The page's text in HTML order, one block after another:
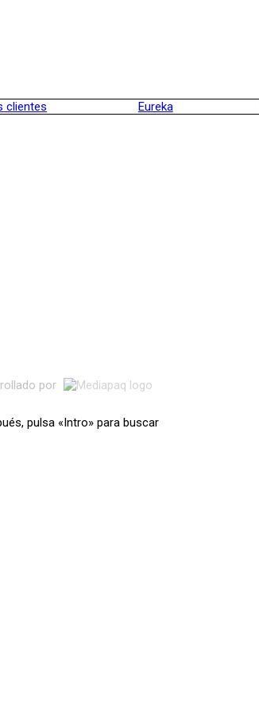
clientes Eureka
por
pulsa «Intro» para buscar